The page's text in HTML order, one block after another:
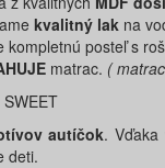
kvalitný lak na
kompletnú posteľ s
matrac. (
autíčok. Vďaka
deti.